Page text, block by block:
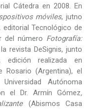
Cátedra en 2008. En
móviles, jutno
Tecnológico de
del número Fotografía:
revista DeSignis, junto
edición realizada en
Rosario (Argentina), el
Autónoma
el Dr. Armín Gómez,
(Abismos Casa